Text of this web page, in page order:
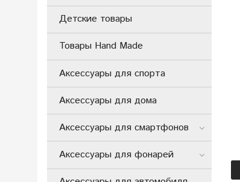
Детские товары
Товары Hand Made
Аксессуары для спорта
Аксессуары для дома
Аксессуары для смартфонов
Аксессуары для фонарей